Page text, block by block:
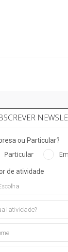
ou Particular?
Particular
de atividade